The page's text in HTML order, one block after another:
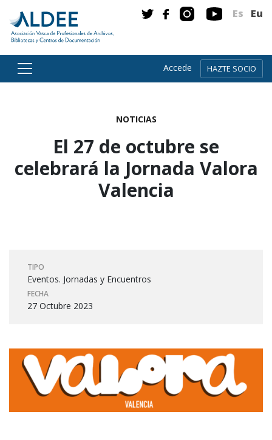
Es Eu
Accede HAZTE SOCIO
NOTICIAS
El 27 de octubre se
celebrará la Jornada Valora
Valencia
TIPO
Eventos. Jornadas y Encuentros
FECHA
27 Octubre 2023